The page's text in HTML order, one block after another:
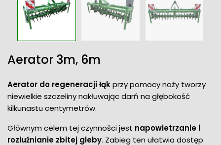
Aerator 3m, 6m
Aerator do regeneracji łąkprzy pomocy noży tworzy
niewielkie szczeliny nakłuwając darń na głębokość
kilkunastu centymetrów.
Głównym celem tej czynności jest napowietrzanie i
rozluźnianie zbitej gleby. Zabieg ten ułatwia dostęp